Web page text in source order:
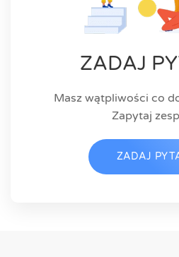
ZADAJ
Masz wątpliwości co
Zapytaj
ZADAJ